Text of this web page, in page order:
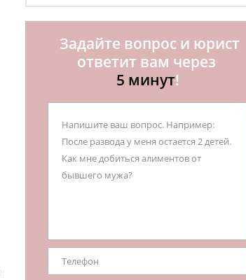
Задайте вопрос и юрист
ответит вам через
5 минут!